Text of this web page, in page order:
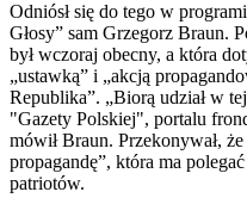
Odniósł się do tego w
Głosy” sam Grzegorz Braun.
był wczoraj obecny, a która
„ustawką” i „akcją
Republika”. „Biorą udział w
"Gazety Polskiej", portalu
mówił Braun. Przekonywał,
propagandę”, która ma
patriotów.